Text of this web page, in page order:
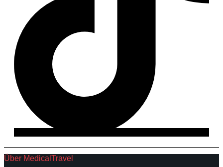
Über MedicalTravel